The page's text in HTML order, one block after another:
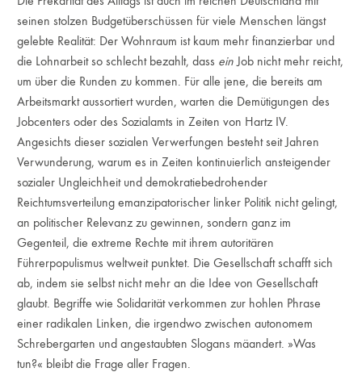
seinen stolzen Budgetüberschüssen für viele Menschen längst
gelebte Realität: Der Wohnraum ist kaum mehr finanzierbar und
die Lohnarbeit so schlecht bezahlt, dass ein Job nicht mehr reicht,
um über die Runden zu kommen. Für alle jene, die bereits am
Arbeitsmarkt aussortiert wurden, warten die Demütigungen des
Jobcenters oder des Sozialamts in Zeiten von Hartz IV.
Angesichts dieser sozialen Verwerfungen besteht seit Jahren
Verwunderung, warum es in Zeiten kontinuierlich ansteigender
sozialer Ungleichheit und demokratiebedrohender
Reichtumsverteilung emanzipatorischer linker Politik nicht gelingt,
an politischer Relevanz zu gewinnen, sondern ganz im
Gegenteil, die extreme Rechte mit ihrem autoritären
Führerpopulismus weltweit punktet. Die Gesellschaft schafft sich
ab, indem sie selbst nicht mehr an die Idee von Gesellschaft
glaubt. Begriffe wie Solidarität verkommen zur hohlen Phrase
einer radikalen Linken, die irgendwo zwischen autonomem
Schrebergarten und angestaubten Slogans mäandert. »Was
tun?« bleibt die Frage aller Fragen.